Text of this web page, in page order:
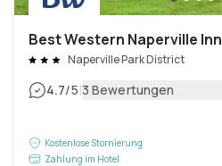
Best Western Naperville Inn
Naperville Park District
4.7/5|3 Bewertungen
Kostenlose Stornierung
Zahlung im Hotel